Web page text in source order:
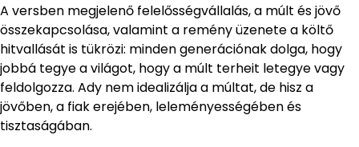
A versben megjelenő felelősségvállalás, a múlt és jövő
összekapcsolása, valamint a remény üzenete a költő
hitvallását is tükrözi: minden generációnak dolga, hogy
jobbá tegye a világot, hogy a múlt terheit letegye vagy
feldolgozza. Ady nem idealizálja a múltat, de hisz a
jövőben, a fiak erejében, leleményességében és
tisztaságában.